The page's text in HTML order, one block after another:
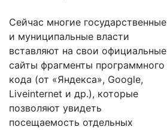
Сейчас многие государственные
и муниципальные власти
вставляют на свои официальные
сайты фрагменты программного
кода (от «Яндекса», Google,
Liveinternet и др.), которые
позволяют увидеть
посещаемость отдельных